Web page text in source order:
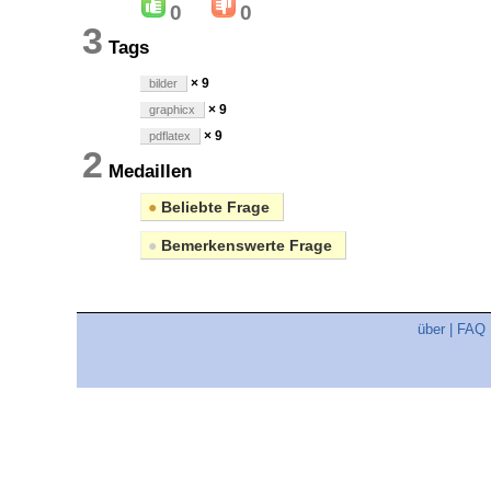
0 0
3 Tags
bilder × 9
graphicx × 9
pdflatex × 9
2 Medaillen
● Beliebte Frage
● Bemerkenswerte Frage
über FAQ